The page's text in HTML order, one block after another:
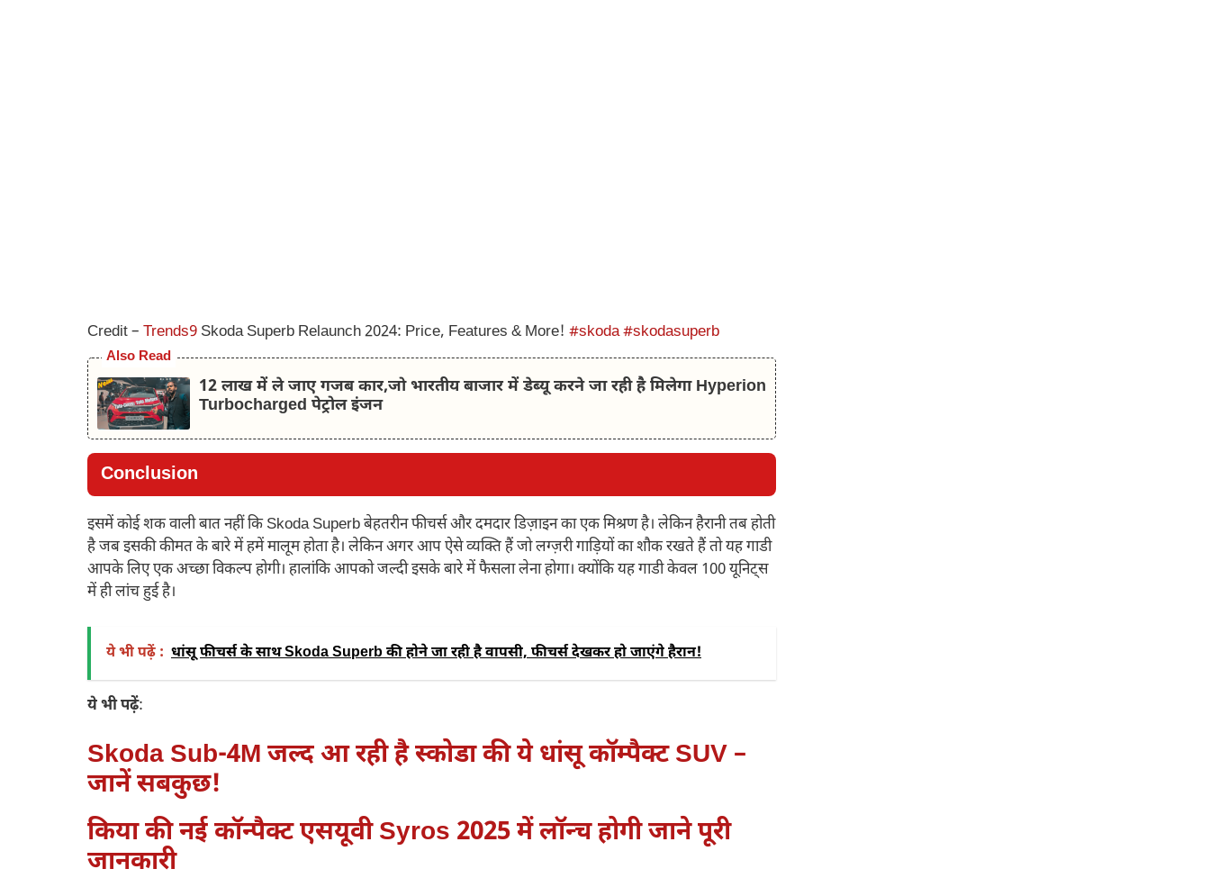
Credit – Trends9 Skoda Superb Relaunch 2024: Price, Features & More! #skoda#skodasuperb
Also Read
12 लाख में ले जाए गजब कार,जो भारतीय बाजार में डेब्यू करने जा रही है मिलेगा Hyperion
Turbocharged पेट्रोल इंजन
Conclusion
इसमें कोई शक वाली बात नहीं कि Skoda Superb बेहतरीन फीचर्स और दमदार डिज़ाइन का एक मिश्रण है। लेकिन हैरानी तब होती
है जब इसकी कीमत के बारे में हमें मालूम होता है। लेकिन अगर आप ऐसे व्यक्ति हैं जो लग्ज़री गाड़ियों का शौक रखते हैं तो यह गाडी
आपके लिए एक अच्छा विकल्प होगी। हालांकि आपको जल्दी इसके बारे में फैसला लेना होगा। क्योंकि यह गाडी केवल 100 यूनिट्स
में ही लांच हुई है।
ये भी पढ़ें : धांसू फीचर्स के साथ Skoda Superb की होने जा रही है वापसी, फीचर्स देखकर हो जाएंगे हैरान!
ये भी पढ़ें:
Skoda Sub-4M जल्द आ रही है स्कोडा की ये धांसू कॉम्पैक्ट SUV –
जानें सबकुछ!
किया की नई कॉन्पैक्ट एसयूवी Syros 2025 में लॉन्च होगी जाने पूरी
जानकारी